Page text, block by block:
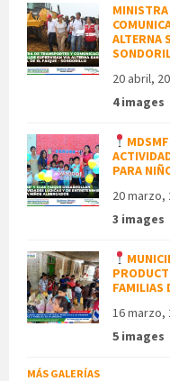
ALTERNA
20 abril,
4 images
PARA
20 marzo,
3 images
FAMILIAS
16 marzo,
5 images
MÁS GALERÍAS